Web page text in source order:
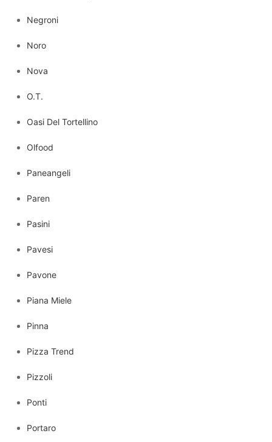
Negroni
Noro
Nova
O.T.
Oasi Del Tortellino
Olfood
Paneangeli
Paren
Pasini
Pavesi
Pavone
Piana Miele
Pinna
Pizza Trend
Pizzoli
Ponti
Portaro